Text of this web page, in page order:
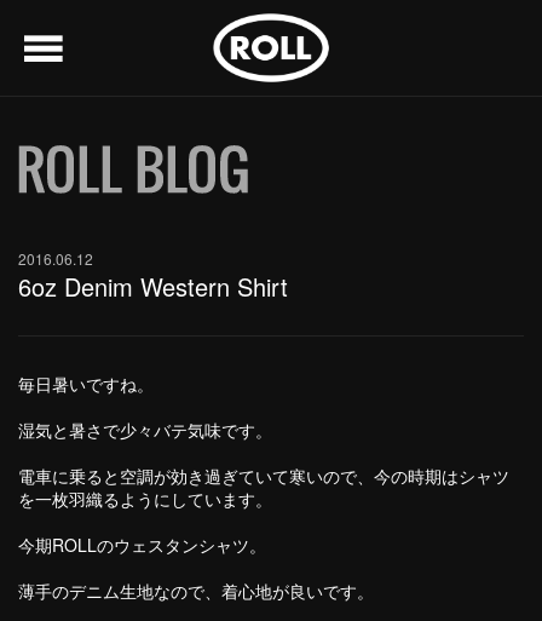
menu
2016.06.12
6oz Denim Western Shirt
毎日暑いですね。
湿気と暑さで少々バテ気味です。
電車に乗ると空調が効き過ぎていて寒いので、今の時期はシャツ
を一枚羽織るようにしています。
今期ROLLのウェスタンシャツ。
薄手のデニム生地なので、着心地が良いです。